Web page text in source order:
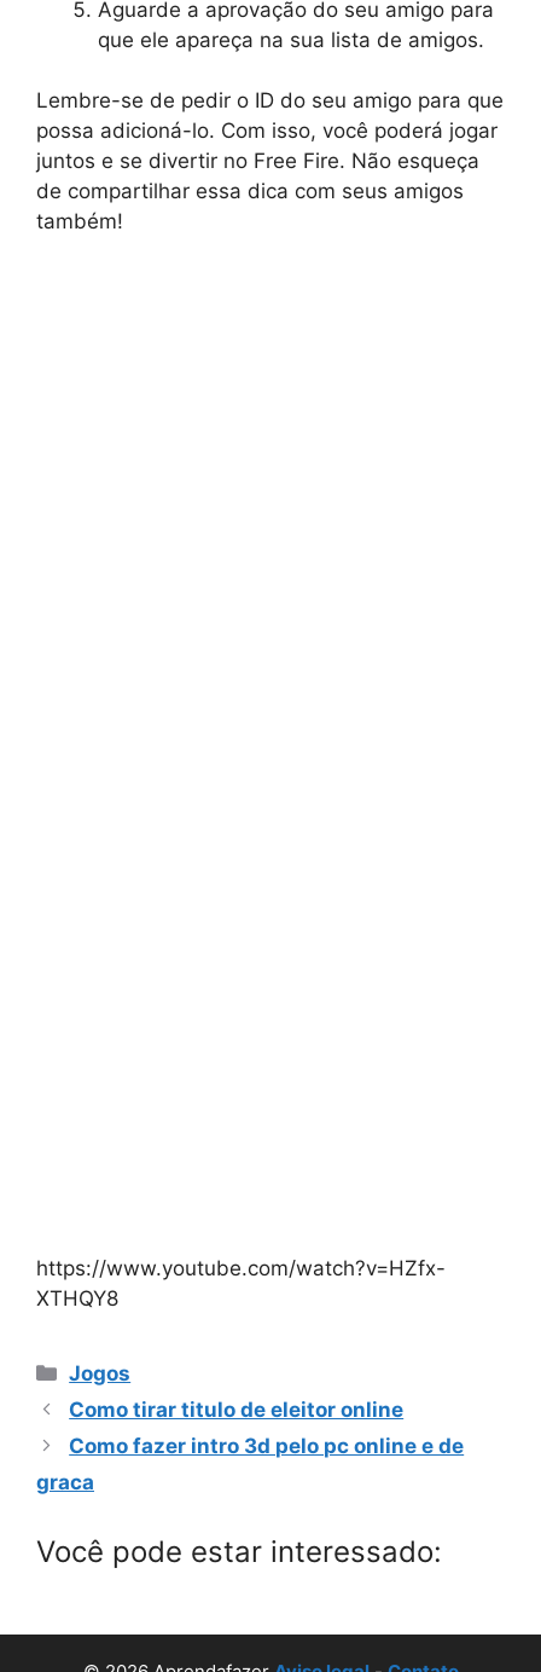
Aguarde a aprovação do seu amigo para
que ele apareça na sua lista de amigos.
Lembre-se de pedir o ID do seu amigo para que
possa adicioná-lo. Com isso, você poderá jogar
juntos e se divertir no Free Fire. Não esqueça
de compartilhar essa dica com seus amigos
também!
https://www.youtube.com/watch?v=HZfx-
XTHQY8
Categorias
Jogos
Como tirar titulo de eleitor online
Como fazer intro 3d pelo pc online e de
graca
Você pode estar interessado: